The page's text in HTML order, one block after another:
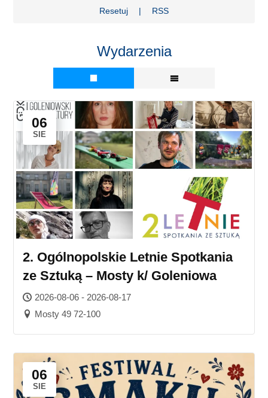
Resetuj
| RSS
Wydarzenia
06
SIE
2. Ogólnopolskie Letnie Spotkania
ze Sztuką – Mosty k/ Goleniowa
2026-08-06 - 2026-08-17
Mosty 49 72-100
06
SIE